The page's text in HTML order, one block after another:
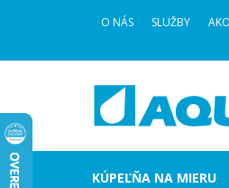
O NÁS SLUŽBY
KÚPEĽŇA NA MIERU